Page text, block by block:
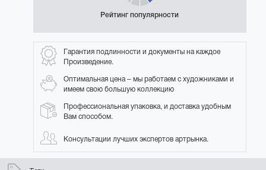
Рейтинг популярности
Гарантия подлинности и документы на каждое
Произведение.
Оптимальная цена – мы работаем с художниками и
имеем свою большую коллекцию
Профессиональная упаковка, и доставка удобным
Вам способом.
Консультации лучших экспертов артрынка.